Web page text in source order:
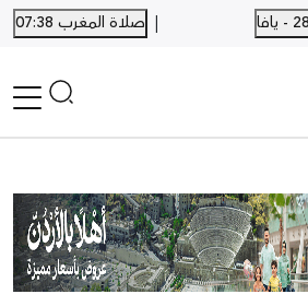
| صلاة المغرب 07:38